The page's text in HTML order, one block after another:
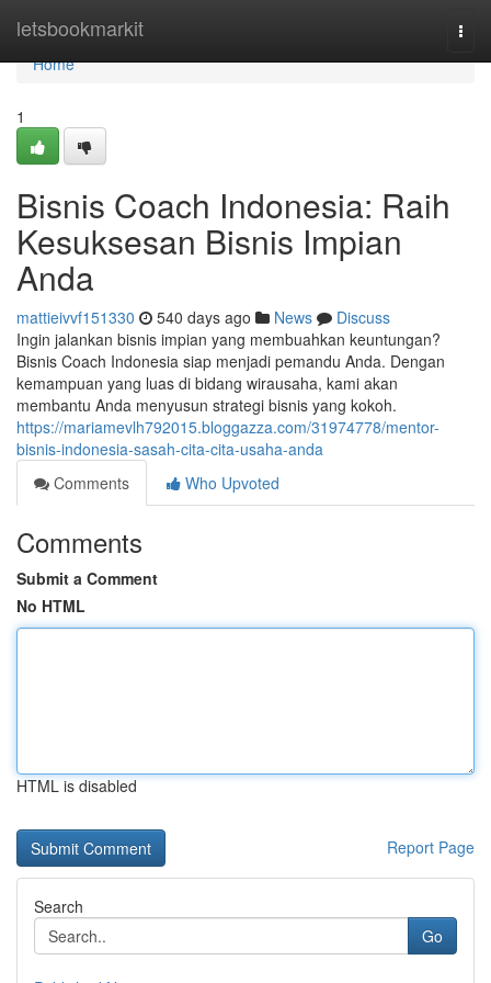
letsbookmarkit
Home
Home
1
Bisnis Coach Indonesia: Raih
Kesuksesan Bisnis Impian
Anda
mattieivvf151330 540 days ago News
Discuss
Ingin jalankan bisnis impian yang membuahkan keuntungan?
Bisnis Coach Indonesia siap menjadi pemandu Anda. Dengan
kemampuan yang luas di bidang wirausaha, kami akan
membantu Anda menyusun strategi bisnis yang kokoh.
https://mariamevlh792015.bloggazza.com/31974778/mentor-
bisnis-indonesia-sasah-cita-cita-usaha-anda
Comments
Who Upvoted
Comments
Submit a Comment
No HTML
HTML is disabled
Report Page
Search
Go